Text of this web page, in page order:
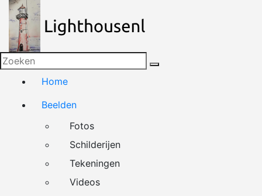
Naar
de
inhoud
springen
Home
Beelden
Fotos
Schilderijen
Tekeningen
Videos